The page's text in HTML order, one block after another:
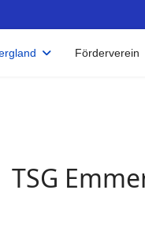
Förderverein
TSG